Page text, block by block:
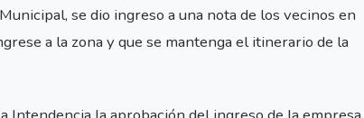
se dio ingreso a una nota de los vecinos en
a la zona y que se mantenga el itinerario de la